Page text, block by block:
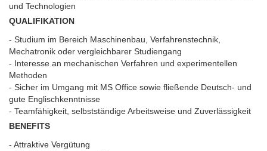
und Technologien
QUALIFIKATION
- Studium im Bereich Maschinenbau, Verfahrenstechnik,
Mechatronik oder vergleichbarer Studiengang
- Interesse an mechanischen Verfahren und experimentellen
Methoden
- Sicher im Umgang mit MS Office sowie fließende Deutsch- und
gute Englischkenntnisse
- Teamfähigkeit, selbstständige Arbeitsweise und Zuverlässigkeit
BENEFITS
- Attraktive Vergütung